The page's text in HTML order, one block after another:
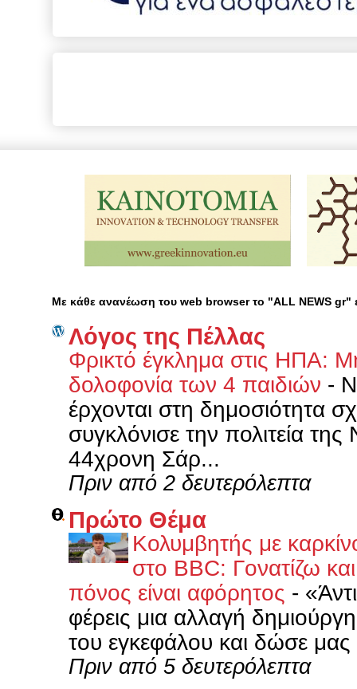
Με κάθε ανανέωση του web browser το "ALL NEWS gr"
Λόγος της Πέλλας
Φρικτό έγκλημα στις ΗΠΑ:
δολοφονία των 4 παιδιών -
έρχονται στη δημοσιότητα
συγκλόνισε την πολιτεία
44χρονη Σάρ...
Πριν από 2 δευτερόλεπτα
Πρώτο Θέμα
Κολυμβητής με
στο BBC: Γονατίζω
πόνος είναι αφόρητος -
φέρεις μια αλλαγή
του εγκεφάλου και δώσε
Πριν από 5 δευτερόλεπτα